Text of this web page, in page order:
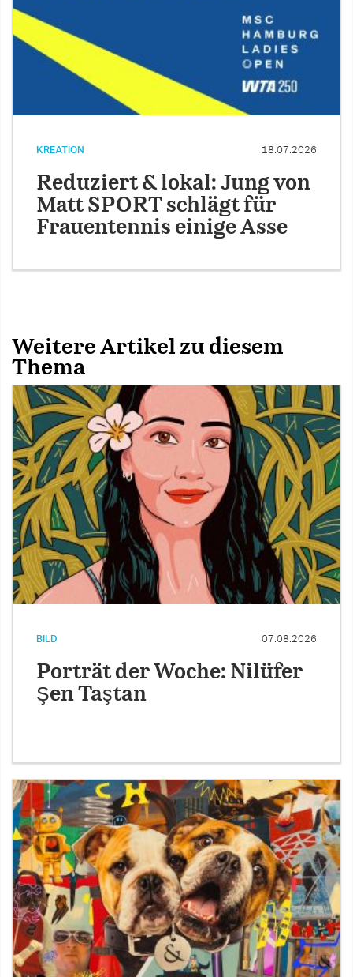
KREATION 18.07.2026
Reduziert & lokal: Jung von
Matt SPORT schlägt für
Frauentennis einige Asse
Weitere Artikel zu diesem
Thema
BILD 07.08.2026
Porträt der Woche: Nilüfer
Şen Taştan